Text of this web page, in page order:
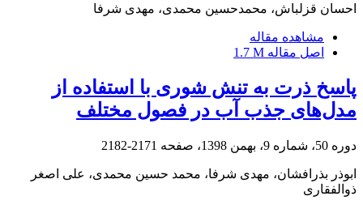
احسان قزلباش، محمدحسین محمدی، مهدی شرفا
مشاهده مقاله
اصل مقاله 1.7 M
پاسخ ذرت به تنش شوری با استفاده از
مدل‌های جذب آب در فصول مختلف
دوره 50، شماره 9، بهمن 1398، صفحه 2171-2182
ابوذر بذرافشان، مهدی شرفا، محمد حسین محمدی، علی اصغر
ذوالفقاری